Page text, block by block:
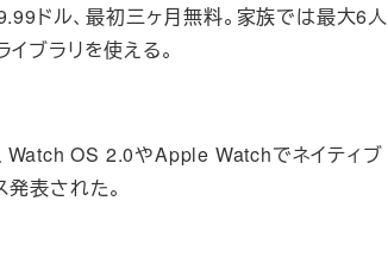
ドル、最初三ヶ月無料。家族では最大6人
ブラリを使える。
Watch OS 2.0やApple Watchでネイティブ
表された。